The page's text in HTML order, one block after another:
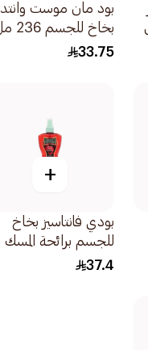
بود مان موست وانتد
بخاخ للجسم 236 مل
33.75
+
بودي فانتاسيز بخاخ
للجسم برائحة المسك
236مل
37.4